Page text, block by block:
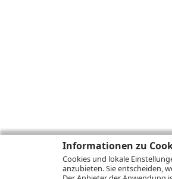
Informationen zu
Cookies und lokale
anzubieten. Sie entscheiden,